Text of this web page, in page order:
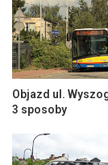
Objazd ul.
3 sposoby